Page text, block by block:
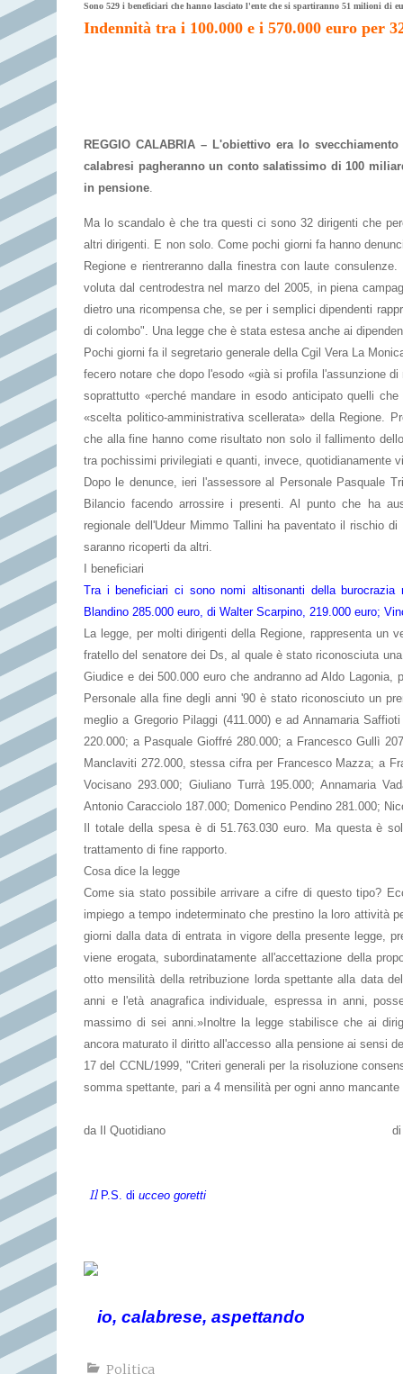
Sono 529 i beneficiari che hanno lasciato l'ente che si spartiranno 51 milioni di
Indennità tra i 100.000 e i 570.000 euro per
REGGIO CALABRIA – L'obiettivo era lo
calabresi pagheranno un conto salatissimo di 100
in pensione.
Ma lo scandalo è che tra questi ci sono 32 dirigenti che
altri dirigenti. E non solo. Come pochi giorni fa hanno
Regione e rientreranno dalla finestra con laute
voluta dal centrodestra nel marzo del 2005, in piena
dietro una ricompensa che, se per i semplici dipendenti
di colombo". Una legge che è stata estesa anche ai
Pochi giorni fa il segretario generale della Cgil Vera La
fecero notare che dopo l'esodo «già si profila l'assunzione
soprattutto «perché mandare in esodo anticipato quelli
«scelta politico-amministrativa scellerata» della Regione.
che alla fine hanno come risultato non solo il fallimento
tra pochissimi privilegiati e quanti, invece, quotidianamente
Dopo le denunce, ieri l'assessore al Personale Pasquale
Bilancio facendo arrossire i presenti. Al punto che ha
regionale dell'Udeur Mimmo Tallini ha paventato il rischio
saranno ricoperti da altri.
I beneficiari
Tra i beneficiari ci sono nomi altisonanti della
Blandino 285.000 euro, di Walter Scarpino, 219.000 euro;
La legge, per molti dirigenti della Regione, rappresenta un
fratello del senatore dei Ds, al quale è stato riconosciuta
Giudice e dei 500.000 euro che andranno ad Aldo Lagonia,
Personale alla fine degli anni '90 è stato riconosciuto un
meglio a Gregorio Pilaggi (411.000) e ad Annamaria
220.000; a Pasquale Gioffré 280.000; a Francesco Gullì
Manclaviti 272.000, stessa cifra per Francesco Mazza; a
Vocisano 293.000; Giuliano Turrà 195.000; Annamaria
Antonio Caracciolo 187.000; Domenico Pendino 281.000;
Il totale della spesa è di 51.763.030 euro. Ma questa è
trattamento di fine rapporto.
Cosa dice la legge
Come sia stato possibile arrivare a cifre di questo tipo?
impiego a tempo indeterminato che prestino la loro attività
giorni dalla data di entrata in vigore della presente legge,
viene erogata, subordinatamente all'accettazione della
otto mensilità della retribuzione lorda spettante alla data
anni e l'età anagrafica individuale, espressa in anni,
massimo di sei anni.»Inoltre la legge stabilisce che ai
ancora maturato il diritto all'accesso alla pensione ai sensi
17 del CCNL/1999, "Criteri generali per la risoluzione
somma spettante, pari a 4 mensilità per ogni anno
da Il Quotidiano di
IlP.S. di ucceo goretti
io, calabrese, aspettando
Politica